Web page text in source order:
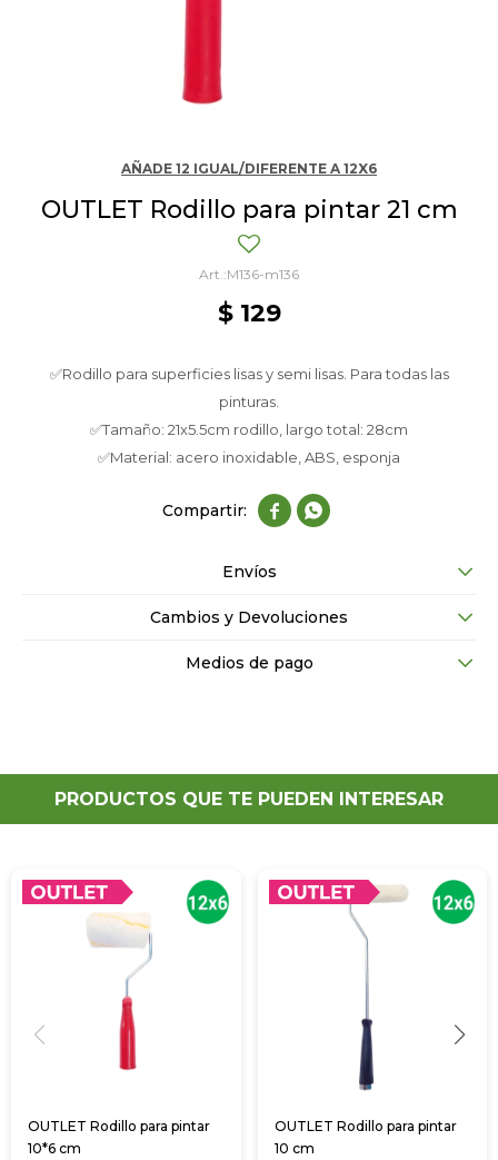
AÑADE 12 IGUAL/DIFERENTE A 12X6
OUTLET Rodillo para pintar 21 cm
M136-m136
$ 129
✅Rodillo para superficies lisas y semi lisas. Para todas las
pinturas.
✅Tamaño: 21x5.5cm rodillo, largo total: 28cm
✅Material: acero inoxidable, ABS, esponja
 
Envíos
Cambios y Devoluciones
Medios de pago
PRODUCTOS QUE TE PUEDEN INTERESAR
OUTLET Rodillo para pintar
10*6 cm
OUTLET Rodillo para pintar
10 cm